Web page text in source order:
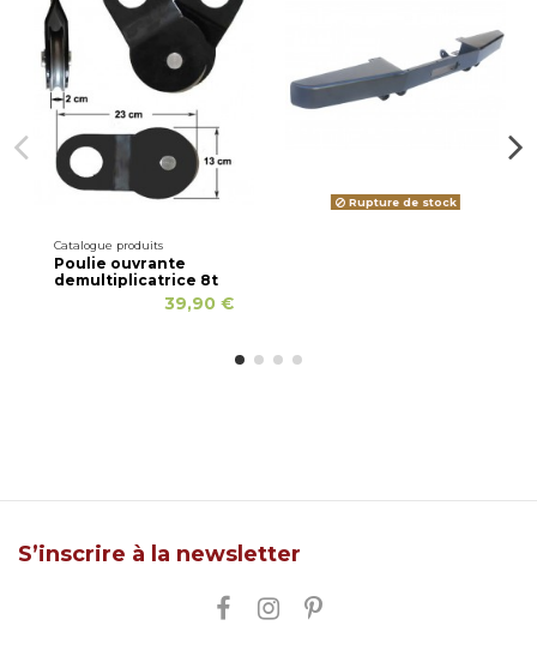
Catalogue produits
Poulie ouvrante
demultiplicatrice 8t
39,90 €
Rupture de stock
S’inscrire à la newsletter